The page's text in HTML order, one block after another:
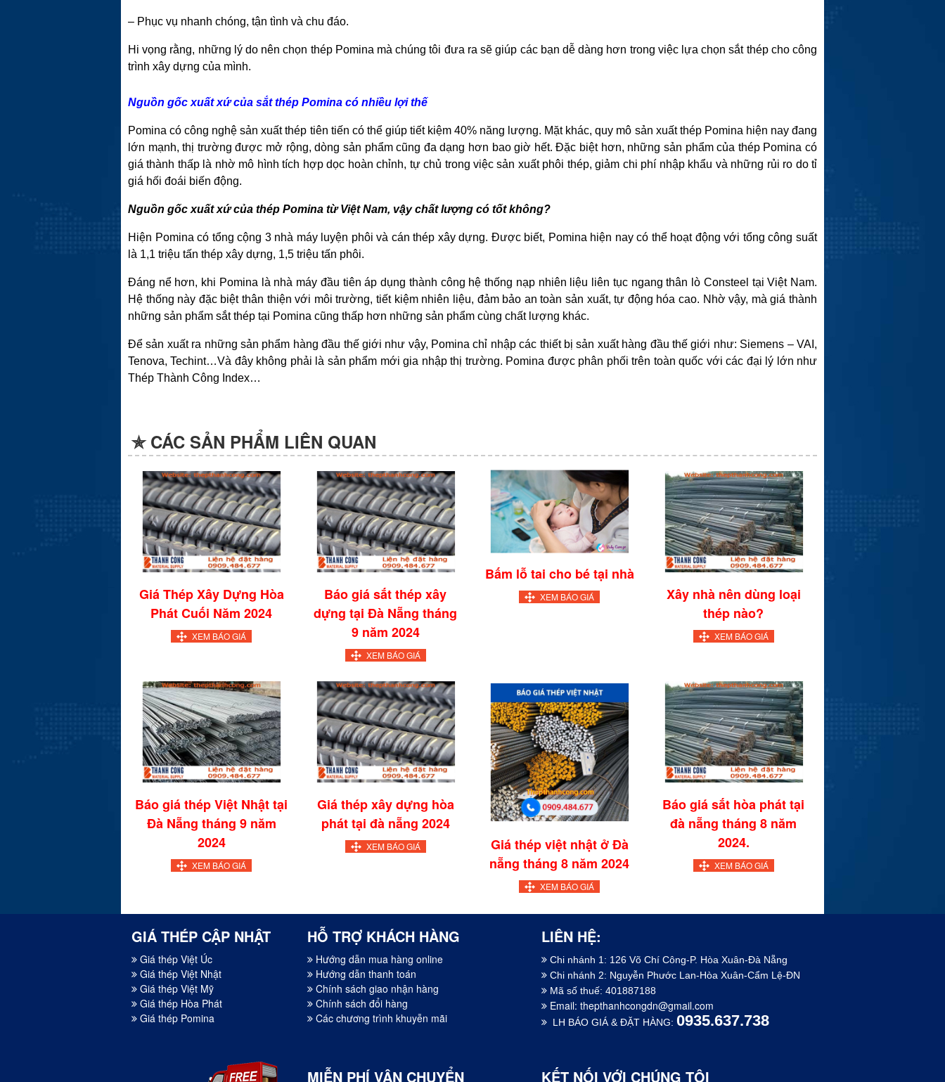
– Phục vụ nhanh chóng, tận tình và chu đáo.
Hi vọng rằng, những lý do nên chọn thép Pomina mà chúng tôi đưa ra sẽ giúp các bạn dễ dàng hơn trong việc lựa chọn sắt thép cho công
trình xây dựng của mình.
Nguồn gốc xuất xứ của sắt thép Pomina có nhiều lợi thế
Pomina có công nghệ sản xuất thép tiên tiến có thể giúp tiết kiệm 40% năng lượng. Mặt khác, quy mô sản xuất thép Pomina hiện nay đang
lớn mạnh, thị trường được mở rộng, dòng sản phẩm cũng đa dạng hơn bao giờ hết. Đặc biệt hơn, những sản phẩm của thép Pomina có
giá thành thấp là nhờ mô hình tích hợp dọc hoàn chỉnh, tự chủ trong việc sản xuất phôi thép, giảm chi phí nhập khẩu và những rủi ro do tỉ
giá hối đoái biến động.
Nguồn gốc xuất xứ của thép Pomina từ Việt Nam, vậy chất lượng có tốt không?
Hiện Pomina có tổng cộng 3 nhà máy luyện phôi và cán thép xây dựng. Được biết, Pomina hiện nay có thể hoạt động với tổng công suất
là 1,1 triệu tấn thép xây dựng, 1,5 triệu tấn phôi.
Đáng nể hơn, khi Pomina là nhà máy đầu tiên áp dụng thành công hệ thống nạp nhiên liệu liên tục ngang thân lò Consteel tại Việt Nam.
Hệ thống này đặc biệt thân thiện với môi trường, tiết kiệm nhiên liệu, đảm bảo an toàn sản xuất, tự động hóa cao. Nhờ vậy, mà giá thành
những sản phẩm sắt thép tại Pomina cũng thấp hơn những sản phẩm cùng chất lượng khác.
Để sản xuất ra những sản phẩm hàng đầu thế giới như vậy, Pomina chỉ nhập các thiết bị sản xuất hàng đầu thế giới như: Siemens – VAI,
Tenova, Techint…Và đây không phải là sản phẩm mới gia nhập thị trường. Pomina được phân phối trên toàn quốc với các đại lý lớn như
Thép Thành Công Index…
✯ CÁC SẢN PHẨM LIÊN QUAN
Giá Thép Xây Dựng Hòa
Phát Cuối Năm 2024
XEM BÁO GIÁ
Báo giá sắt thép xây
dựng tại Đà Nẵng tháng
9 năm 2024
XEM BÁO GIÁ
Bấm lỗ tai cho bé tại nhà
XEM BÁO GIÁ
Xây nhà nên dùng loại
thép nào?
XEM BÁO GIÁ
Báo giá thép Việt Nhật tại
Đà Nẵng tháng 9 năm
2024
XEM BÁO GIÁ
Giá thép xây dựng hòa
phát tại đà nẵng 2024
XEM BÁO GIÁ
Giá thép việt nhật ở Đà
nẵng tháng 8 năm 2024
XEM BÁO GIÁ
Báo giá sắt hòa phát tại
đà nẵng tháng 8 năm
2024.
XEM BÁO GIÁ
GIÁ THÉP CẬP NHẬT
Giá thép Việt Úc
Giá thép Việt Nhật
Giá thép Việt Mỹ
Giá thép Hòa Phát
Giá thép Pomina
HỖ TRỢ KHÁCH HÀNG
Hướng dẫn mua hàng online
Hướng dẫn thanh toán
Chính sách giao nhận hàng
Chính sách đổi hàng
Các chương trình khuyễn mãi
LIÊN HỆ:
Chi nhánh 1: 126 Võ Chí Công-P. Hòa Xuân-Đà Nẵng
Chi nhánh 2: Nguyễn Phước Lan-Hòa Xuân-Cẩm Lệ-ĐN
Mã số thuế: 401887188
Email: thepthanhcongdn@gmail.com
LH BÁO GIÁ & ĐẶT HÀNG:0935.637.738
MIỄN PHÍ VẬN CHUYỂN KẾT NỐI VỚI CHÚNG TÔI